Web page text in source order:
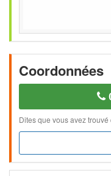
Coordonnées
Dites que vous avez